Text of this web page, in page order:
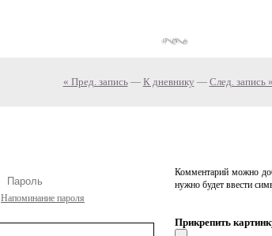
« Пред. запись— К дневнику — След. запись »
Напоминание пароля
Комментарий можно
нужно будет ввести
Прикрепить